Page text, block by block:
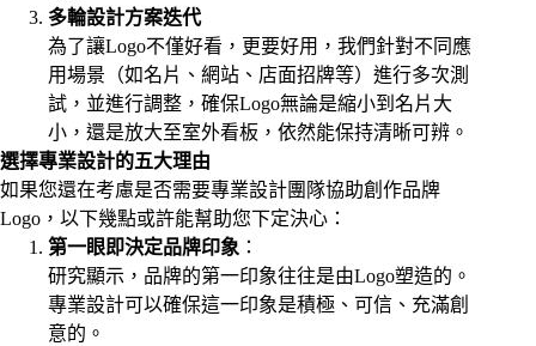
多輪設計方案迭代
為了讓Logo不僅好看，更要好用，我們針對不同應
用場景（如名片、網站、店面招牌等）進行多次測
試，並進行調整，確保Logo無論是縮小到名片大
小，還是放大至室外看板，依然能保持清晰可辨。
選擇專業設計的五大理由
如果您還在考慮是否需要專業設計團隊協助創作品牌
Logo，以下幾點或許能幫助您下定決心：
第一眼即決定品牌印象 ：
研究顯示，品牌的第一印象往往是由Logo塑造的。
專業設計可以確保這一印象是積極、可信、充滿創
意的。